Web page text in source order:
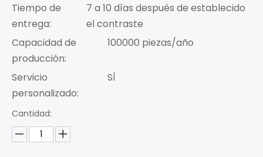
Tiempo de
entrega:
7 a 10 días después de establecido
el contraste
Capacidad de
producción:
100000 piezas/año
Servicio
personalizado:
SÍ
Cantidad: